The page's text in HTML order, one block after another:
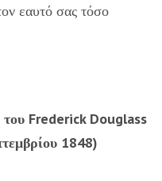
εαυτό σας τόσο
Frederick Douglass
1848)